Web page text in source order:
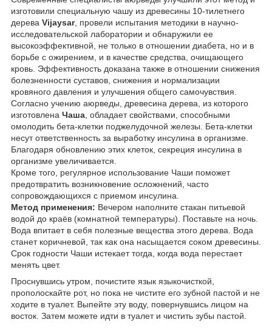
изготовили специальную чашу из древесины 10-тилетнего
дерева Vijaysar, провели испытания методики в научно-
исследовательской лаборатории и обнаружили ее
высокоэффективной, не только в отношении диабета, но и в
борьбе с ожирением, и в качестве средства, очищающего
кровь. Эффективность доказана также в отношении снижения
болезненности суставов, снижения и нормализации
кровяного давления и улучшения общего самочувствия.
Согласно учению аюрведы, древесина дерева, из которого
изготовлена Чаша , обладает свойствами, способными
омолодить бета-клетки поджелудочной железы. Бета-клетки
несут ответственность за выработку инсулина в организме.
Благодаря обновлению этих клеток, секреция инсулина в
организме увеличивается.
Кроме того, регулярное использование Чаши поможет
предотвратить возникновение осложнений, часто
сопровождающихся с приемом инсулина.
Метод применения: Вечером наполните стакан питьевой
водой до краёв (комнатной температуры). Поставьте на ночь.
Вода впитает в себя полезные вещества этого дерева. Вода
станет коричневой, так как она насыщается соком древесины.
Срок годности Чаши истекает тогда, когда вода перестает
менять цвет.
Проснувшись утром, почистите язык языкочисткой,
прополоскайте рот, но пока не чистите его зубной пастой и не
ходите в туалет. Выпейте эту воду, повернувшись лицом на
восток. Затем можете идти в туалет и чистить зубы пастой.